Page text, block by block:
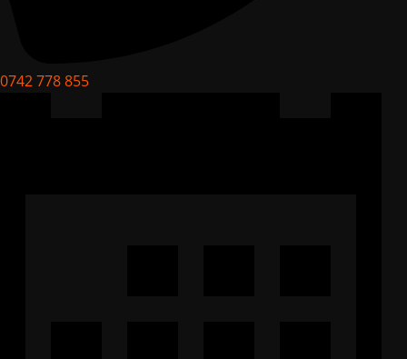
0742 778 855